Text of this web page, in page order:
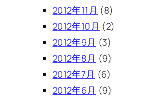
2012年11月 (8)
2012年10月 (2)
2012年9月 (3)
2012年8月 (9)
2012年7月 (6)
2012年6月 (9)